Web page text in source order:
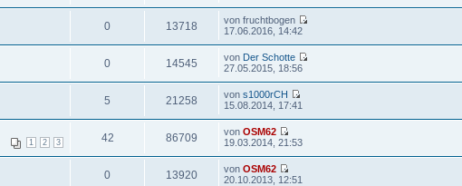
0 13718
von fruchtbogen
17.06.2016, 14:42
0 14545 von Der Schotte
27.05.2015, 18:56
5 21258 vons1000rCH
15.08.2014, 17:41
1 2 3 42 86709 vonOSM62
19.03.2014, 21:53
0 13920 vonOSM62
20.10.2013, 12:51